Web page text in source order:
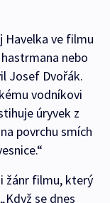
Havelka ve filmu
nebo
Josef Dvořák.
vodníkovi
úryvek z
povrchu smích
žánr filmu, který
se dnes